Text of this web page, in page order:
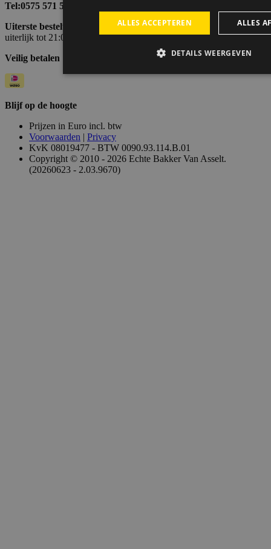
Tel:0575 571 528
Uiterste besteltijd
Bestellingen voor morgen kunnen vandaag
uiterlijk tot 21:00 uur geplaatst worden.
Veilig betalen
Blijf op de hoogte
Prijzen in Euro incl. btw
Voorwaarden | Privacy
KvK 08019477 - BTW 0090.93.114.B.01
Copyright © 2010 - 2026 Echte Bakker Van Asselt.
(20260623 - 2.03.9670)
ALLES ACCEPTEREN ALLES
DETAILS WEERGEVEN
Strikt noodzakelijke cookies maken de
mogelijk, zoals gebruikersaanmelding en accountbeheer.
goed worden gebruikt zonder de strikt noodzakelijke
Naam
Aanbieder / Domein
ASP.NET_SessionId